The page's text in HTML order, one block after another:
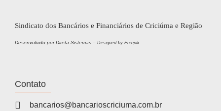
Sindicato dos Bancários e Financiários de Criciúma e Região
Desenvolvido por Direta Sistemas – Designed by Freepik
Contato
bancarios@bancarioscriciuma.com.br